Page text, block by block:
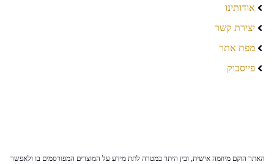
אודותינו
יצירת קשר
מפת אתר
פייסבוק
האתר הוקם מיוזמה אישית, ובין היתר במטרה לתת מידע על המוצרים המפורסמים בו ולאפשר